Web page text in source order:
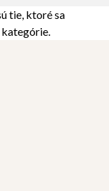
tie, ktoré sa
kategórie.